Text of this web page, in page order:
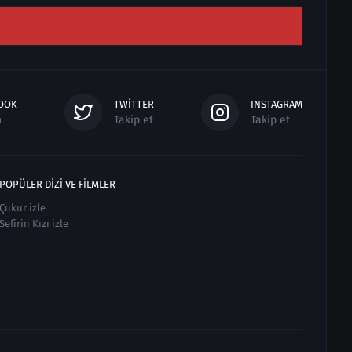
TWITTER
Takip et
INSTAGRAM
Takip et
POPÜLER DIZI VE FILMLER
Çukur izle
Sefirin Kızı izle